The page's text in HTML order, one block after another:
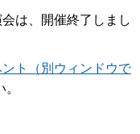
は、開催終了しまし
ト（別ウィンドウで